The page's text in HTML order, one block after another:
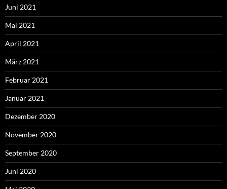
Juni 2021
Mai 2021
April 2021
März 2021
Februar 2021
Januar 2021
Dezember 2020
November 2020
September 2020
Juni 2020